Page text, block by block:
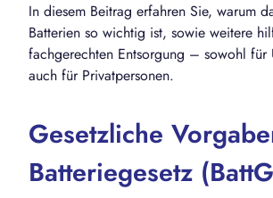
In diesem Beitrag erfahren Sie, warum
Batterien so wichtig ist, sowie weitere
fachgerechten Entsorgung – sowohl für
auch für Privatpersonen.
Gesetzliche
Batteriegesetz